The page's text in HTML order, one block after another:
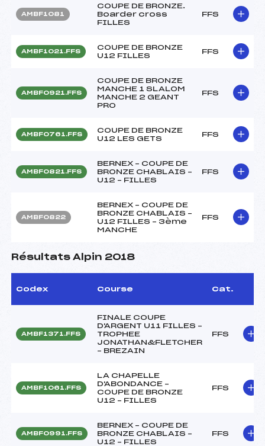
AMBF1081
COUPE DE BRONZE.
Boarder cross
FILLES
FFS
AMBF1021.FFS
COUPE DE BRONZE
U12 FILLES
FFS
AMBF0921.FFS
COUPE DE BRONZE
MANCHE 1 SLALOM
MANCHE 2 GEANT
PRO
FFS
AMBF0761.FFS
COUPE DE BRONZE
U12 LES GETS
FFS
AMBF0821.FFS
BERNEX – COUPE DE
BRONZE CHABLAIS –
U12 – FILLES
FFS
AMBF0822
BERNEX – COUPE DE
BRONZE CHABLAIS –
U12 FILLES – 3ème
MANCHE
FFS
Résultats Alpin 2018
Codex Course Cat.
AMBF1371.FFS
FINALE COUPE
D'ARGENT U11 FILLES –
TROPHEE
JONATHAN&FLETCHER
– BREZAIN
FFS
AMBF1061.FFS
LA CHAPELLE
D'ABONDANCE –
COUPE DE BRONZE
U12 – FILLES
FFS
AMBF0991.FFS
BERNEX – COUPE DE
BRONZE CHABLAIS –
U12 – FILLES
FFS